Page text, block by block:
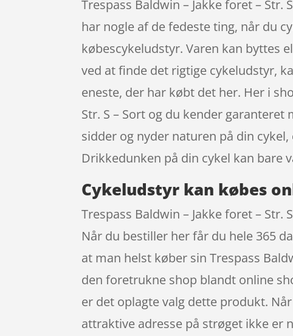
Trespass Baldwin – Jakke foret –
har nogle af de fedeste ting, når du
købescykeludstyr. Varen kan byttes
ved at finde det rigtige cykeludstyr,
eneste, der har købt det her. Her i
Str. S – Sort og du kender
sidder og nyder naturen på din
Drikkedunken på din cykel kan
Cykeludstyr kan købes
Trespass Baldwin – Jakke foret –
Når du bestiller her får du hele 365
at man helst køber sin Trespass
den foretrukne shop blandt online
er det oplagte valg dette produkt.
attraktive adresse på strøget ikke er